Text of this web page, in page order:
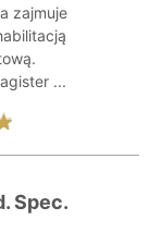
zajmuje
...
Spec.